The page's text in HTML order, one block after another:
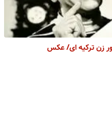
زن ترکیه‌ ای/ عکس